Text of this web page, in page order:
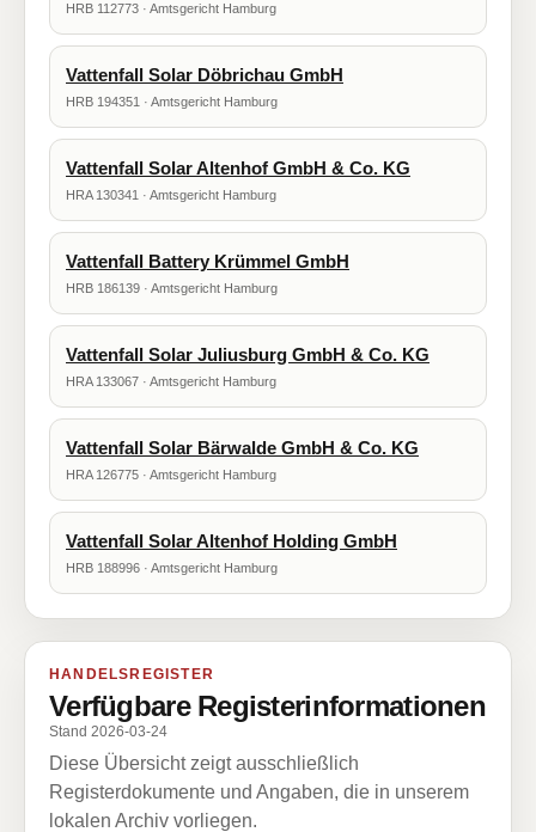
HRB 112773 · Amtsgericht Hamburg
Vattenfall Solar Döbrichau GmbH
HRB 194351 · Amtsgericht Hamburg
Vattenfall Solar Altenhof GmbH & Co. KG
HRA 130341 · Amtsgericht Hamburg
Vattenfall Battery Krümmel GmbH
HRB 186139 · Amtsgericht Hamburg
Vattenfall Solar Juliusburg GmbH & Co. KG
HRA 133067 · Amtsgericht Hamburg
Vattenfall Solar Bärwalde GmbH & Co. KG
HRA 126775 · Amtsgericht Hamburg
Vattenfall Solar Altenhof Holding GmbH
HRB 188996 · Amtsgericht Hamburg
HANDELSREGISTER
Verfügbare Registerinformationen
Stand 2026-03-24
Diese Übersicht zeigt ausschließlich
Registerdokumente und Angaben, die in unserem
lokalen Archiv vorliegen.